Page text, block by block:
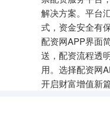
解决方案。平台
式，资金安全有
配资网APP界面
送，配资流程透
用。选择配资网
开启财富增值新